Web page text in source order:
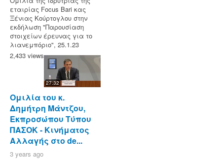
εταιρίας Focus Bari κας
Ξένιας Κούρτογλου στην
εκδήλωση "Παρουσίαση
στοιχείων έρευνας για το
λιανεμπόριο", 25.1.23
2,433 views
27:32
Ομιλία του κ.
Δημήτρη Μάντζου,
Εκπροσώπου Τύπου
ΠΑΣΟΚ - Κινήματος
Αλλαγής στο de...
3 years ago